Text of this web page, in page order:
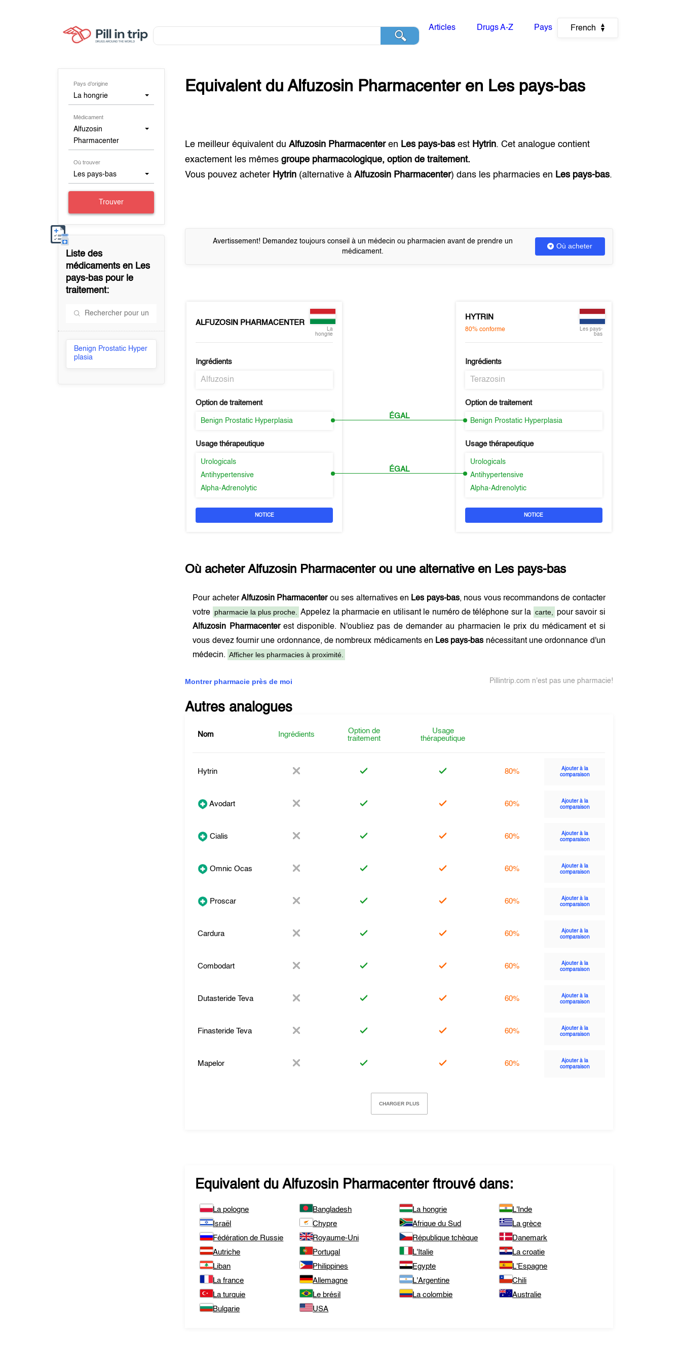
Articles Drugs A-Z Pays French
Pays d'origine
La hongrie
Médicament
Alfuzosin
Pharmacenter
Où trouver
Les pays-bas
Trouver
Liste des
médicaments en Les
pays-bas pour le
traitement:
Benign Prostatic Hyper
plasia
Equivalent duAlfuzosin Pharmacenteren Les pays-bas
Le meilleur équivalent duAlfuzosin Pharmacenteren Les pays-bas est Hytrin. Cet analogue contient
exactement les mêmes groupe pharmacologique, option de traitement.
Vous pouvez acheter Hytrin (alternative àAlfuzosin Pharmacenter) dans les pharmacies en Les pays-bas.
Avertissement! Demandez toujours conseil à un médecin ou pharmacien avant de prendre un
médicament.
Où acheter
ALFUZOSIN PHARMACENTER
La
hongrie
Ingrédients
Alfuzosin
Option de traitement
Benign Prostatic Hyperplasia
Usage thérapeutique
Urologicals
Antihypertensive
Alpha-Adrenolytic
NOTICE
ÉGAL
ÉGAL
HYTRIN
80% conforme
Les pays-
bas
Ingrédients
Terazosin
Option de traitement
Benign Prostatic Hyperplasia
Usage thérapeutique
Urologicals
Antihypertensive
Alpha-Adrenolytic
NOTICE
Où acheterAlfuzosin Pharmacenterou une alternative en Les pays-bas
Pour acheterAlfuzosin Pharmacenterou ses alternatives en Les pays-bas, nous vous recommandons de contacter
votre pharmacie la plus proche. Appelez la pharmacie en utilisant le numéro de téléphone sur la carte,
pour savoir si
Alfuzosin Pharmacenterest disponible. N'oubliez pas de demander au pharmacien le prix du médicament et si
vous devez fournir une ordonnance, de nombreux médicaments en Les pays-bas nécessitant une ordonnance d'un
médecin. Afficher les pharmacies à proximité.
Montrer pharmacie près de moi Pillintrip.com n'est pas une pharmacie!
Autres analogues
Nom Ingrédients
Option de
traitement
Usage
thérapeutique
Hytrin 80%
Ajouter à la
comparaison
Avodart 60%
Ajouter à la
comparaison
Cialis 60%
Ajouter à la
comparaison
Omnic Ocas 60%
Ajouter à la
comparaison
Proscar 60%
Ajouter à la
comparaison
Cardura 60%
Ajouter à la
comparaison
Combodart 60%
Ajouter à la
comparaison
Dutasteride Teva 60%
Ajouter à la
comparaison
Finasteride Teva 60%
Ajouter à la
comparaison
Mapelor 60%
Ajouter à la
comparaison
CHARGER PLUS
Equivalent duAlfuzosin Pharmacenterftrouvé dans:
La pologne Bangladesh La hongrie
L'Inde
Israël
Chypre Afrique du Sud
La grèce
Fédération de Russie
Royaume-Uni République tchèque
Danemark
Autriche
Portugal L'Italie
La croatie
Liban
Philippines Egypte
L'Espagne
La france
Allemagne L'Argentine
Chili
La turquie
Le brésil La colombie
Australie
Bulgarie
USA